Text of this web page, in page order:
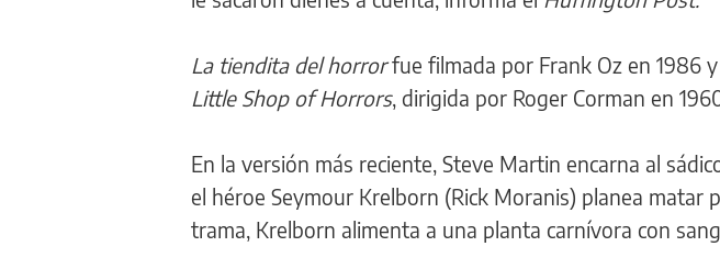
La tiendita del horrorfue filmada por Frank Oz en 1986
Little Shop of Horrors, dirigida por Roger Corman en
En la versión más reciente, Steve Martin encarna al
el héroe Seymour Krelborn (Rick Moranis) planea matar
trama, Krelborn alimenta a una planta carnívora con